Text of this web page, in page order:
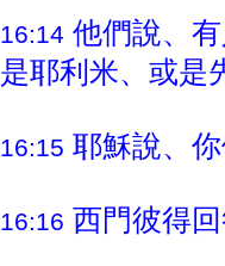
16:14 他們說、
是耶利米、或是
16:15 耶穌說、
16:16 西門彼得